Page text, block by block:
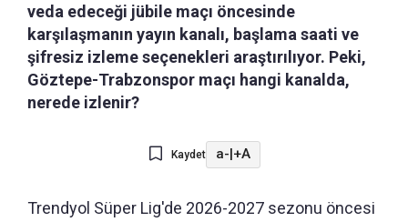
veda edeceği jübile maçı öncesinde
karşılaşmanın yayın kanalı, başlama saati ve
şifresiz izleme seçenekleri araştırılıyor. Peki,
Göztepe-Trabzonspor maçı hangi kanalda,
nerede izlenir?
Kaydet a-|+A
Trendyol Süper Lig'de 2026-2027 sezonu öncesi